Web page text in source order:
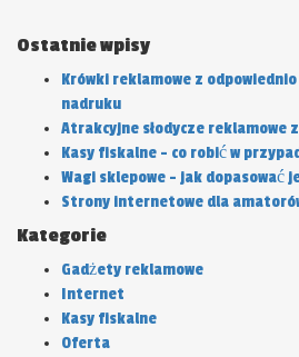
Ostatnie wpisy
Krówki reklamowe z
nadruku
Atrakcyjne słodycze reklamowe
Kasy fiskalne – co robić w
Wagi sklepowe – jak dopasować
Strony internetowe dla
Kategorie
Gadżety reklamowe
Internet
Kasy fiskalne
Oferta